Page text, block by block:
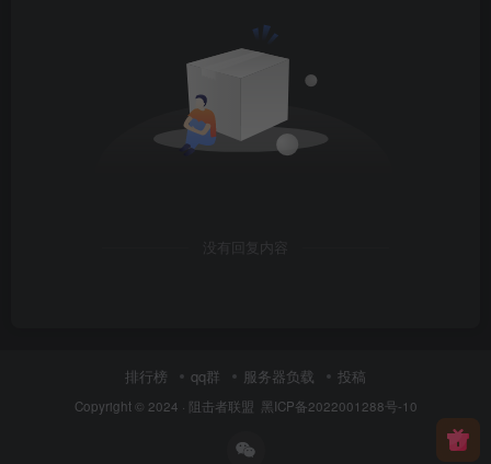
没有回复内容
排行榜 qq群 服务器负载 投稿
Copyright © 2024 · 阻击者联盟 黑ICP备2022001288号-10